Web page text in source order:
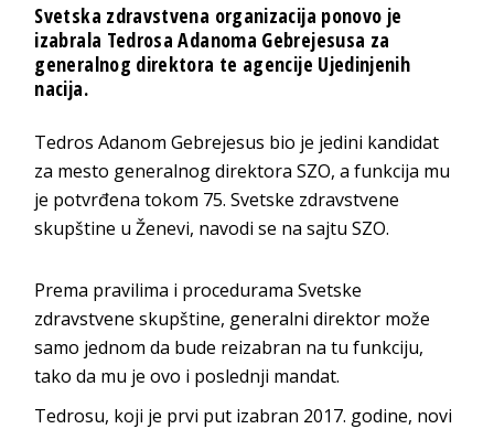
Svetska zdravstvena organizacija ponovo je
izabrala Tedrosa Adanoma Gebrejesusa za
generalnog direktora te agencije Ujedinjenih
nacija.
Tedros Adanom Gebrejesus bio je jedini kandidat
za mesto generalnog direktora SZO, a funkcija mu
je potvrđena tokom 75. Svetske zdravstvene
skupštine u Ženevi, navodi se na sajtu SZO.
Prema pravilima i procedurama Svetske
zdravstvene skupštine, generalni direktor može
samo jednom da bude reizabran na tu funkciju,
tako da mu je ovo i poslednji mandat.
Tedrosu, koji je prvi put izabran 2017. godine, novi